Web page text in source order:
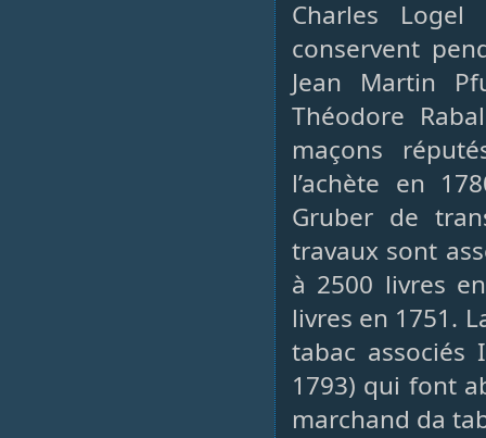
Charles
conservent
Jean Martin
Théodore
maçons
l’achète en
Gruber de
travaux sont
à 2500 livres
livres en 1751.
tabac associés
1793) qui font
marchand da